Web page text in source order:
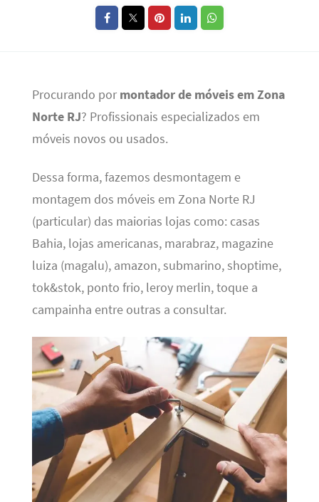
Procurando por montador de móveis em Zona
Norte RJ? Profissionais especializados em
móveis novos ou usados.
Dessa forma, fazemos desmontagem e
montagem dos móveis em Zona Norte RJ
(particular) das maiorias lojas como: casas
Bahia, lojas americanas, marabraz, magazine
luiza (magalu), amazon, submarino, shoptime,
tok&stok, ponto frio, leroy merlin, toque a
campainha entre outras a consultar.